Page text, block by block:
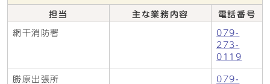
担当 主な業務内容 電話番号
網干消防署
079-
273-
0119
勝原出張所
079-